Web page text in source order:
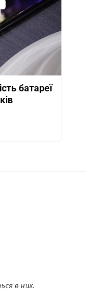
батареї
в них.